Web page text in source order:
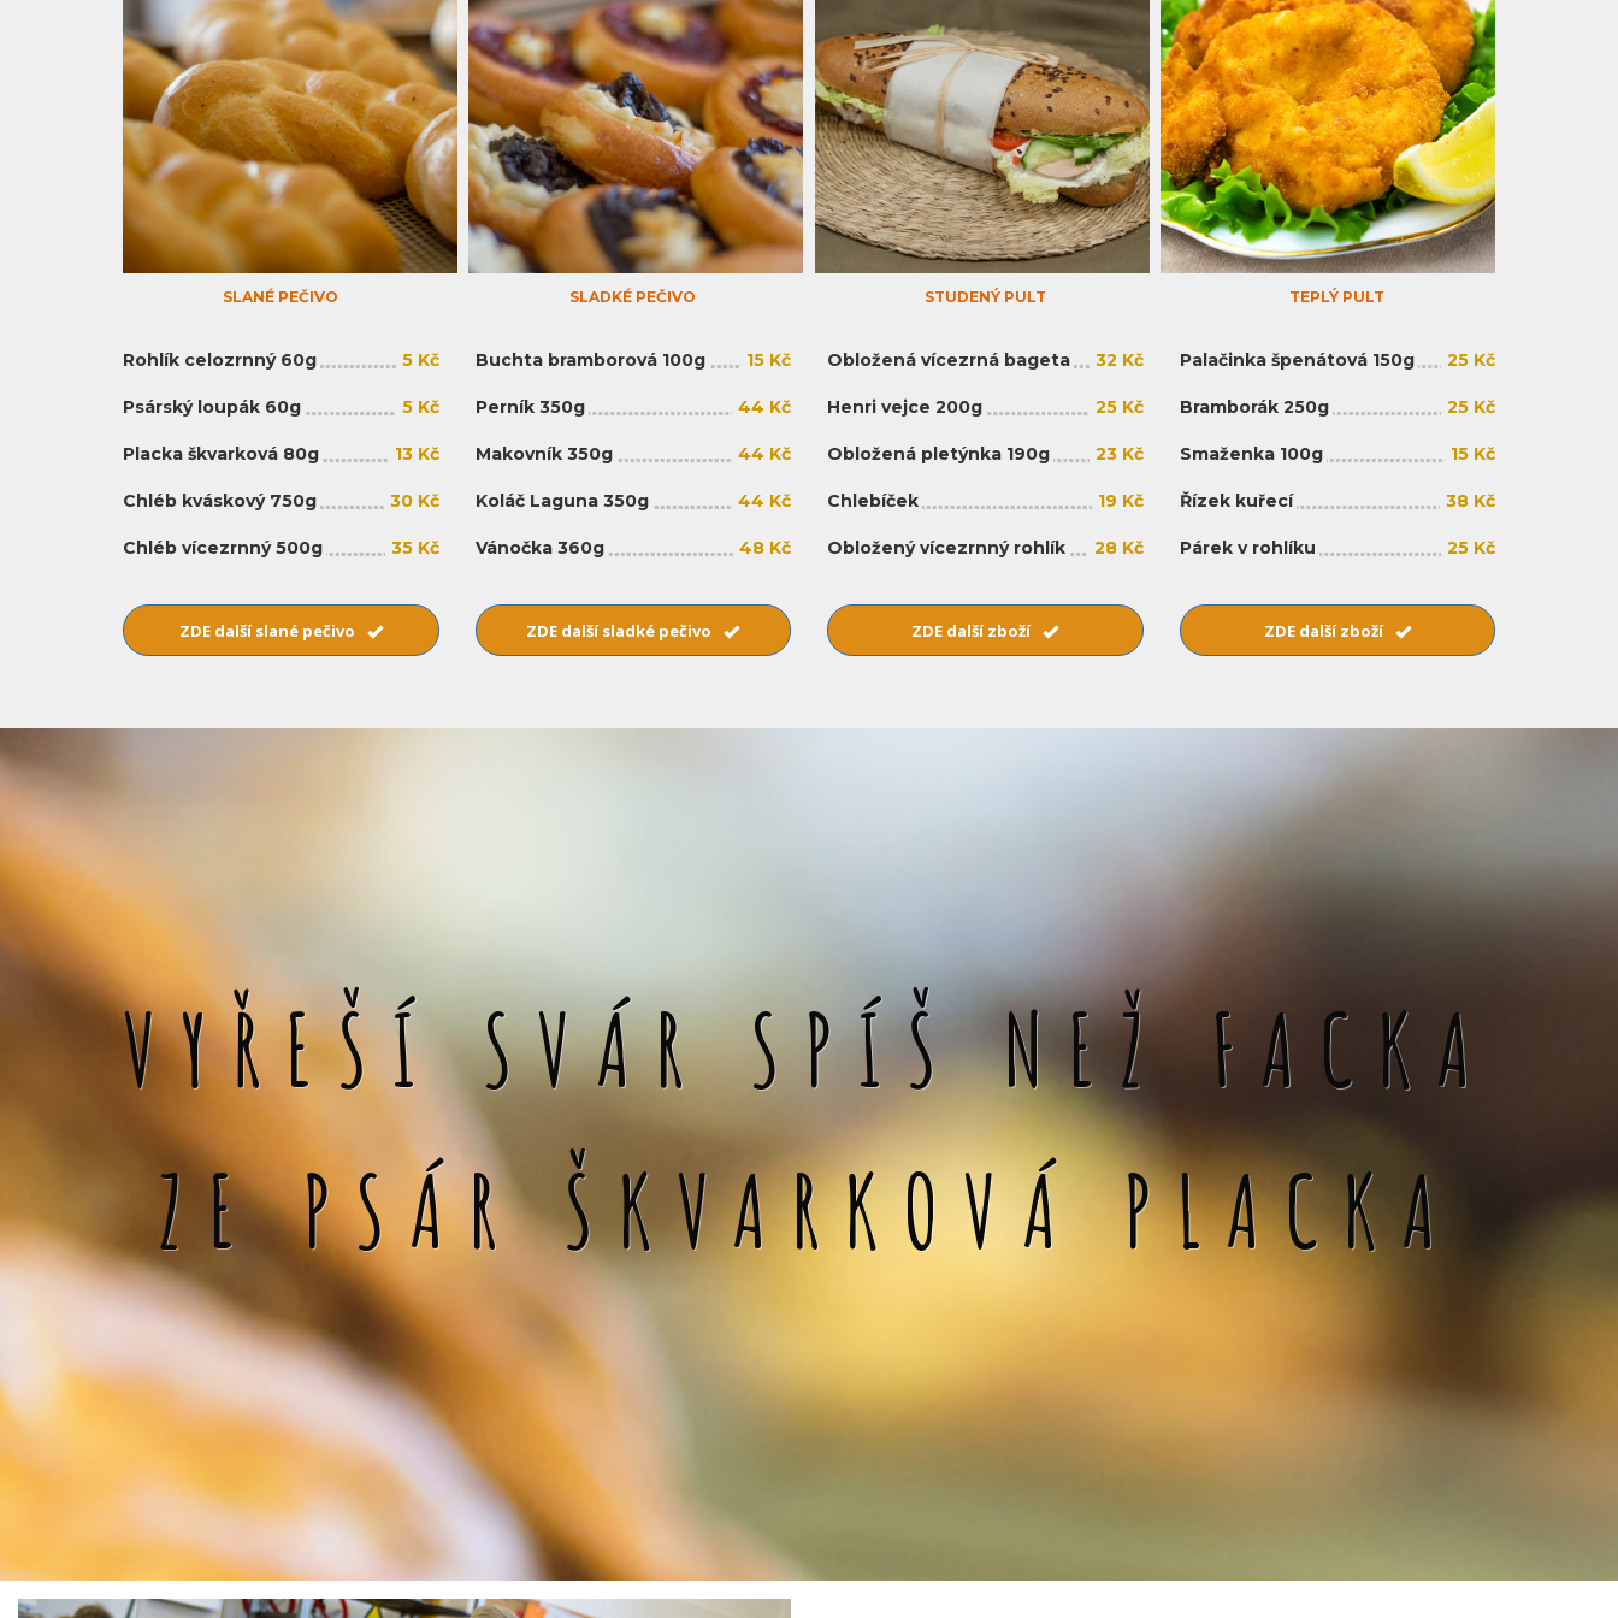
SLANÉ PEČIVO
Rohlík celozrnný 60g 5 Kč
Psárský loupák 60g 5 Kč
Placka škvarková 80g 13 Kč
Chléb kváskový 750g 30 Kč
Chléb vícezrnný 500g 35 Kč
ZDE další slané pečivo
SLADKÉ PEČIVO
Buchta bramborová 100g 15 Kč
Perník 350g 44 Kč
Makovník 350g 44 Kč
Koláč Laguna 350g 44 Kč
Vánočka 360g 48 Kč
ZDE další sladké pečivo
STUDENÝ PULT
Obložená vícezrná bageta 32 Kč
Henri vejce 200g 25 Kč
Obložená pletýnka 190g 23 Kč
Chlebíček 19 Kč
Obložený vícezrnný rohlík 28 Kč
ZDE další zboží
TEPLÝ PULT
Palačinka špenátová 150g 25 Kč
Bramborák 250g 25 Kč
Smaženka 100g 15 Kč
Řízek kuřecí 38 Kč
Párek v rohlíku 25 Kč
ZDE další zboží
VYŘEŠÍ SVÁR SPÍŠ NEŽ FACKA
ZE PSÁR ŠKVARKOVÁ PLACKA